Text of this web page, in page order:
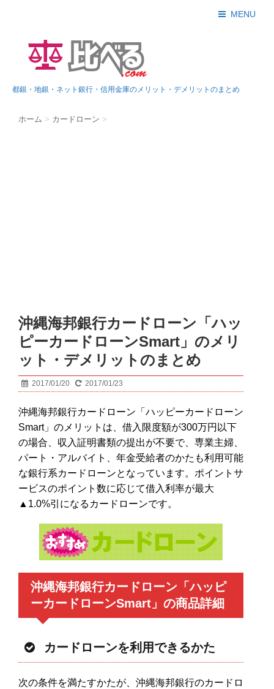
MENU
都銀・地銀・ネット銀行・信用金庫のメリット・デメリットのまとめ
ホーム > カードローン >
沖縄海邦銀行カードローン「ハッ
ピーカードローンSmart」のメリ
ット・デメリットのまとめ
2017/01/20 2017/01/23
沖縄海邦銀行カードローン「ハッピーカードローン
Smart」のメリットは、借入限度額が300万円以下
の場合、収入証明書類の提出が不要で、専業主婦、
パート・アルバイト、年金受給者のかたも利用可能
な銀行系カードローンとなっています。ポイントサ
ービスのポイント数に応じて借入利率が最大
▲1.0%引になるカードローンです。
沖縄海邦銀行カードローン「ハッピ
ーカードローンSmart」の商品詳細
カードローンを利用できるかた
次の条件を満たすかたが、沖縄海邦銀行のカードロ